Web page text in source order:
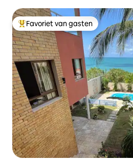
Topfavoriet van gasten
Favoriet van gasten